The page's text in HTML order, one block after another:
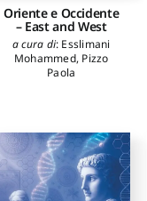
Oriente e Occidente
– East and West
a cura di: Esslimani
Mohammed, Pizzo
Paola